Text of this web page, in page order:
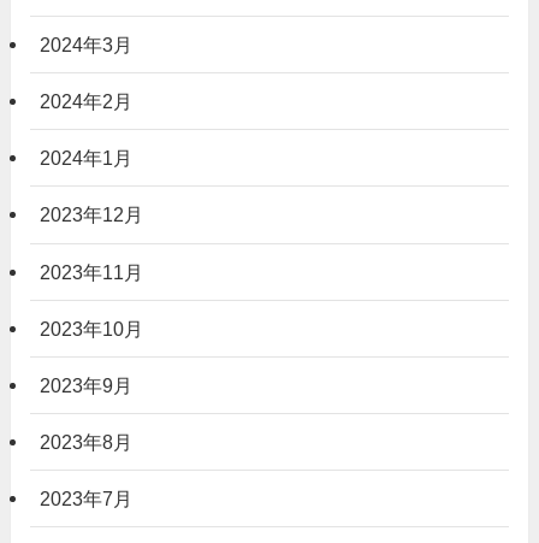
2024年3月
2024年2月
2024年1月
2023年12月
2023年11月
2023年10月
2023年9月
2023年8月
2023年7月